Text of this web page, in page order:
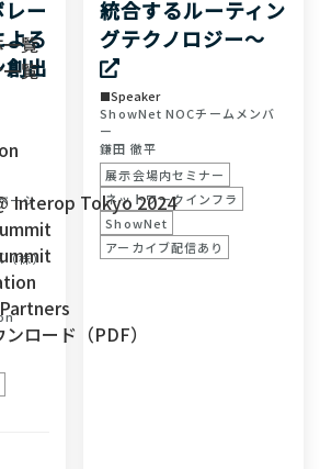
覧
覧
Interop Tokyo 2024
ロード（PDF）
ー
る
出
ーシ
（株）
統合するルーティン
グテクノロジー～
Speaker
ShowNet NOCチームメンバ
ー
鎌田 徹平
展示会場内セミナー
ネットワークインフラ
ShowNet
アーカイブ配信あり